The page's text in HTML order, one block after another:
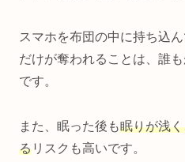
スマホを布団の中に持ち込
だけが奪われることは、誰
です。
また、眠った後も眠りが浅
るリスクも高いです。